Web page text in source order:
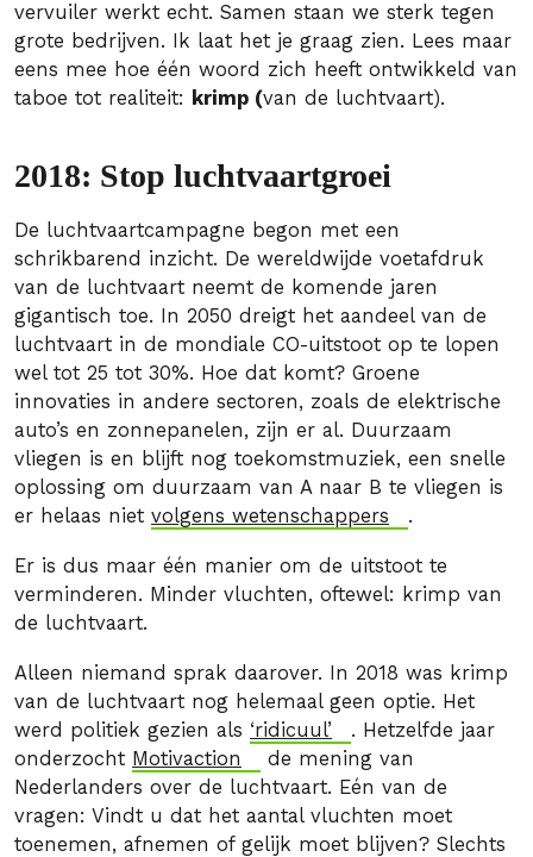
vervuiler werkt echt. Samen staan we sterk tegen
grote bedrijven. Ik laat het je graag zien. Lees maar
eens mee hoe één woord zich heeft ontwikkeld van
taboe tot realiteit: krimp (van de luchtvaart).
2018: Stop luchtvaartgroei
De luchtvaartcampagne begon met een
schrikbarend inzicht. De wereldwijde voetafdruk
van de luchtvaart neemt de komende jaren
gigantisch toe. In 2050 dreigt het aandeel van de
luchtvaart in de mondiale CO-uitstoot op te lopen
wel tot 25 tot 30%. Hoe dat komt? Groene
innovaties in andere sectoren, zoals de elektrische
auto’s en zonnepanelen, zijn er al. Duurzaam
vliegen is en blijft nog toekomstmuziek, een snelle
oplossing om duurzaam van A naar B te vliegen is
er helaas niet volgens wetenschappers .
Er is dus maar één manier om de uitstoot te
verminderen. Minder vluchten, oftewel: krimp van
de luchtvaart.
Alleen niemand sprak daarover. In 2018 was krimp
van de luchtvaart nog helemaal geen optie. Het
werd politiek gezien als ‘ridicuul’
. Hetzelfde jaar
onderzocht Motivaction
de mening van
Nederlanders over de luchtvaart. Eén van de
vragen: Vindt u dat het aantal vluchten moet
toenemen, afnemen of gelijk moet blijven? Slechts